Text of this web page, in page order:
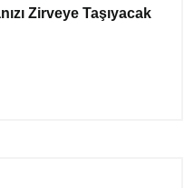
Zirveye Taşıyacak